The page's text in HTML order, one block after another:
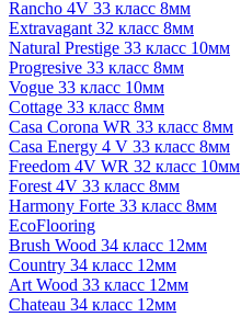
Rancho 4V 33 класс 8мм
Extravagant 32 класс 8мм
Natural Prestige 33 класс 10мм
Progresive 33 класс 8мм
Vogue 33 класс 10мм
Cottage 33 класс 8мм
Casa Corona WR 33 класс 8мм
Casa Energy 4 V 33 класс 8мм
Freedom 4V WR 32 класс 10мм
Forest 4V 33 класс 8мм
Harmony Forte 33 класс 8мм
EcoFlooring
Brush Wood 34 класс 12мм
Country 34 класс 12мм
Art Wood 33 класс 12мм
Chateau 34 класс 12мм